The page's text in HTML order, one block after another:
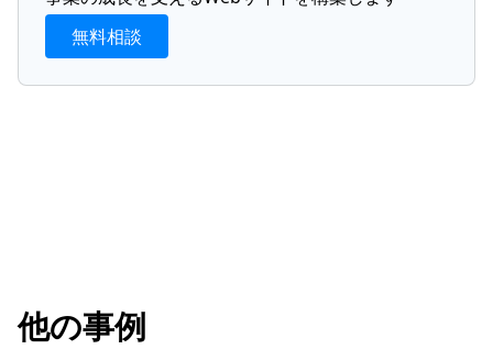
無料相談
他の事例